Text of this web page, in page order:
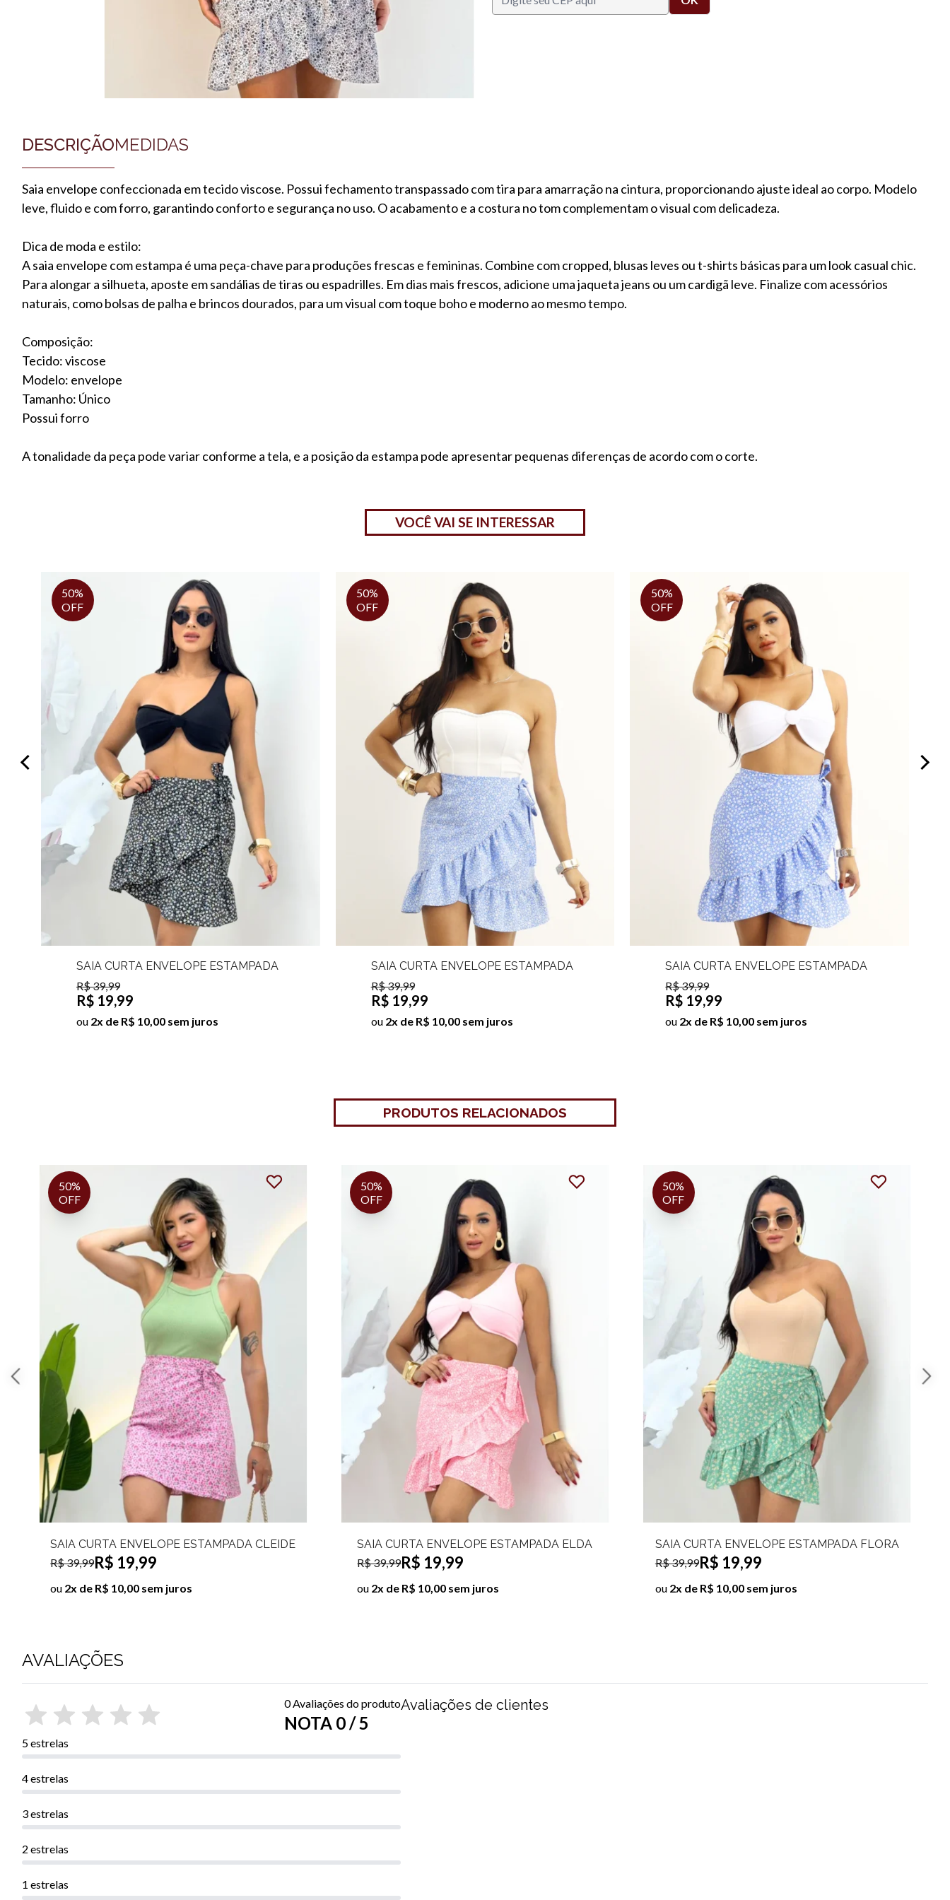
DESCRIÇÃOMEDIDAS
Saia envelope confeccionada em tecido viscose. Possui fechamento transpassado com tira para amarração na cintura, proporcionando ajuste ideal ao corpo. Modelo
leve, fluido e com forro, garantindo conforto e segurança no uso. O acabamento e a costura no tom complementam o visual com delicadeza.
Dica de moda e estilo:
A saia envelope com estampa é uma peça-chave para produções frescas e femininas. Combine com cropped, blusas leves ou t-shirts básicas para um look casual chic.
Para alongar a silhueta, aposte em sandálias de tiras ou espadrilles. Em dias mais frescos, adicione uma jaqueta jeans ou um cardigã leve. Finalize com acessórios
naturais, como bolsas de palha e brincos dourados, para um visual com toque boho e moderno ao mesmo tempo.
Composição:
Tecido: viscose
Modelo: envelope
Tamanho: Único
Possui forro
A tonalidade da peça pode variar conforme a tela, e a posição da estampa pode apresentar pequenas diferenças de acordo com o corte.
VOCÊ VAI SE INTERESSAR
50%
OFF
SAIA CURTA ENVELOPE ESTAMPADA
JULIETTE
R$ 39,99
R$ 19,99
ou 2x de R$ 10,00 sem juros
50%
OFF
SAIA CURTA ENVELOPE ESTAMPADA
IZIS
R$ 39,99
R$ 19,99
ou 2x de R$ 10,00 sem juros
50%
OFF
SAIA CURTA ENVELOPE ESTAMPADA
IVANI
R$ 39,99
R$ 19,99
ou 2x de R$ 10,00 sem juros
PRODUTOS RELACIONADOS
SAIA CURTA ENVELOPE ESTAMPADA CLEIDE
R$ 39,99R$ 19,99
ou 2x de R$ 10,00 sem juros
50%
OFF
SAIA CURTA ENVELOPE ESTAMPADA ELDA
R$ 39,99R$ 19,99
ou 2x de R$ 10,00 sem juros
50%
OFF
SAIA CURTA ENVELOPE ESTAMPADA FLORA
R$ 39,99R$ 19,99
ou 2x de R$ 10,00 sem juros
50%
OFF
AVALIAÇÕES
0 Avaliações do produto
NOTA 0 / 5
5 estrelas
4 estrelas
3 estrelas
2 estrelas
1 estrelas
Avaliações de clientes